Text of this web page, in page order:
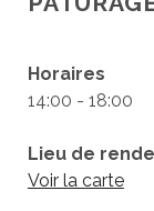
Horaires
14:00 - 18:00
Lieu de
Voir la carte